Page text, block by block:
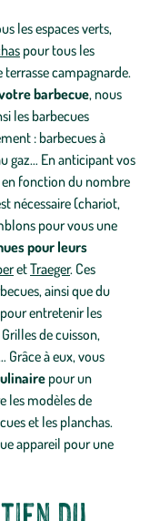
les espaces verts,
pour tous les
campagnarde.
barbecue, nous
les barbecues
: barbecues à
gaz… En anticipant vos
en fonction du nombre
nécessaire (chariot,
pour vous une
pour leurs
etTraeger. Ces
ainsi que du
entretenir les
de cuisson,
Grâce à eux, vous
pour un
les modèles de
et les planchas.
appareil pour une